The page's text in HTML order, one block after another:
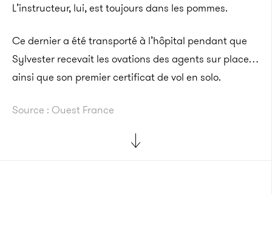
L’instructeur, lui, est toujours dans les pommes.
Ce dernier a été transporté à l’hôpital pendant que
Sylvester recevait les ovations des agents sur place…
ainsi que son premier certificat de vol en solo.
Source : Ouest France